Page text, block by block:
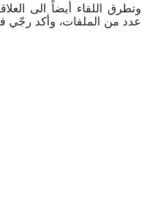
وتطرق اللقاء أيضاً الى
عدد من الملفات، وأكد رجّي